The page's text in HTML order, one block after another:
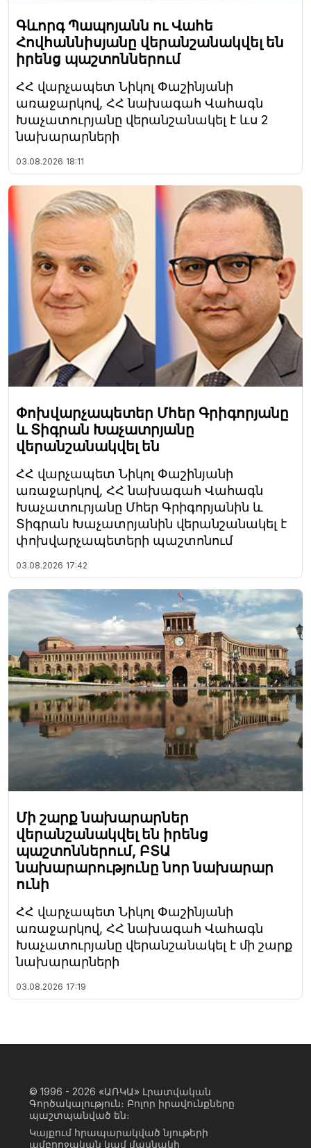
Գևորգ Պապոյանն ու Վահե
Հովհաննիսյանը վերանշանակվել են
իրենց պաշտոններում
ՀՀ վարչապետ Նիկոլ Փաշինյանի
առաջարկով, ՀՀ նախագահ Վահագն
Խաչատուրյանը վերանշանակել է ևս 2
նախարարների
03.08.2026 18:11
Փոխվարչապետեր Մհեր Գրիգորյանը
և Տիգրան Խաչատրյանը
վերանշանակվել են
ՀՀ վարչապետ Նիկոլ Փաշինյանի
առաջարկով, ՀՀ նախագահ Վահագն
Խաչատուրյանը Մհեր Գրիգորյանին և
Տիգրան Խաչատրյանին վերանշանակել է
փոխվարչապետերի պաշտոնում
03.08.2026 17:42
Մի շարք նախարարներ
վերանշանակվել են իրենց
պաշտոններում, ԲՏԱ
նախարարությունը նոր նախարար
ունի
ՀՀ վարչապետ Նիկոլ Փաշինյանի
առաջարկով, ՀՀ նախագահ Վահագն
Խաչատուրյանը վերանշանակել է մի շարք
նախարարների
03.08.2026 17:19
© 1996 - 2026 «ԱՌԿԱ» Լրատվական
Գործակալություն։ Բոլոր իրավունքները
պաշտպանված են։
Կայքում հրապարակված նյութերի
ամբողջական կամ մասնակի